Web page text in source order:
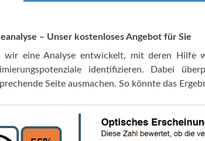
– Unser kostenloses Angebot für Sie
wir eine Analyse entwickelt, mit deren Hilfe
identifizieren. Dabei
Seite ausmachen. So könnte das